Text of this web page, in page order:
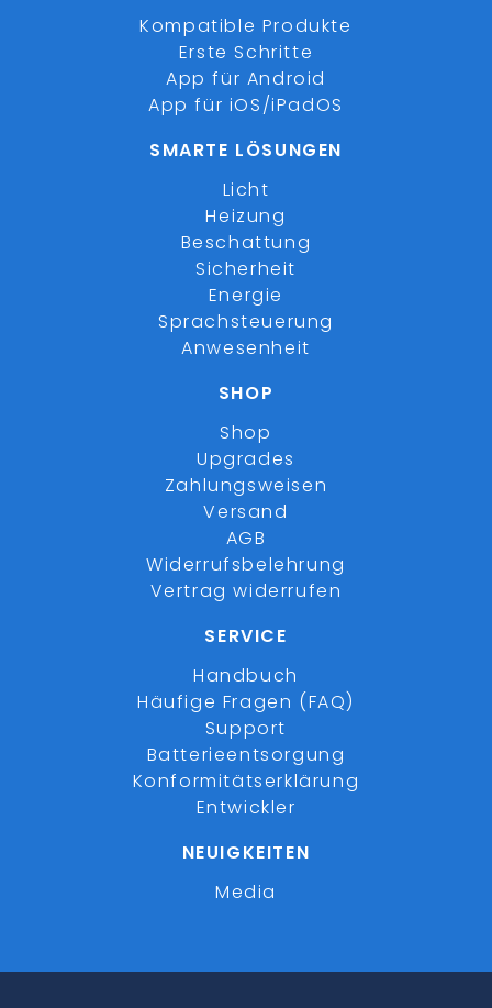
Kompatible Produkte
Erste Schritte
App für Android
App für iOS/iPadOS
SMARTE LÖSUNGEN
Licht
Heizung
Beschattung
Sicherheit
Energie
Sprachsteuerung
Anwesenheit
SHOP
Shop
Upgrades
Zahlungsweisen
Versand
AGB
Widerrufsbelehrung
Vertrag widerrufen
SERVICE
Handbuch
Häufige Fragen (FAQ)
Support
Batterieentsorgung
Konformitätserklärung
Entwickler
NEUIGKEITEN
Media